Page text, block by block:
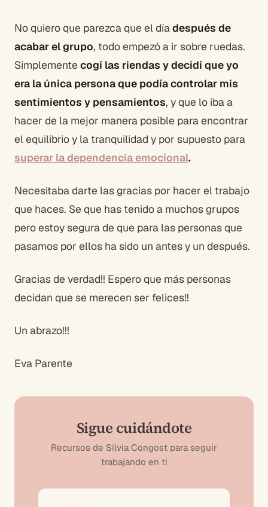
No quiero que parezca que el díadespués de
acabar el grupo, todo empezó a ir sobre ruedas.
Simplemente cogí las riendas y decidí que yo
era la única persona que podía controlar mis
sentimientos y pensamientos, y que lo iba a
hacer de la mejor manera posible para encontrar
el equilibrio y la tranquilidad y por supuesto para
superar la dependencia emocional.
Necesitaba darte las gracias por hacer el trabajo
que haces. Se que has tenido a muchos grupos
pero estoy segura de que para las personas que
pasamos por ellos ha sido un antes y un después.
Gracias de verdad!! Espero que más personas
decidan que se merecen ser felices!!
Un abrazo!!!
Eva Parente
Sigue cuidándote
Recursos de Silvia Congost para seguir
trabajando en ti